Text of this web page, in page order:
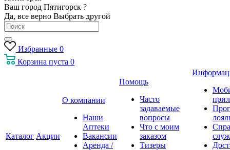
Ваш город Пятигорск ?
Да, все верно Выбрать другой
Избранные 0
Корзина пуста 0
Каталог Акции
О компании
Наши
Аптеки
Вакансии
Аренда /
Помощь
Часто
задаваемые
вопросы
Что с моим
заказом
Тизеры